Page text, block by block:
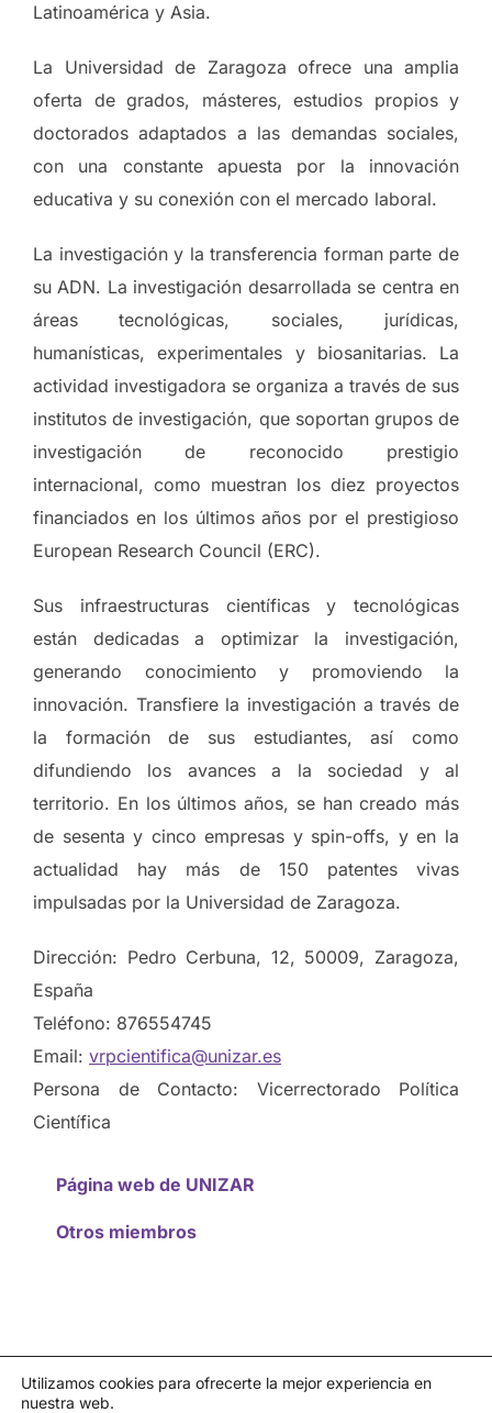
Latinoamérica y Asia.
La Universidad de Zaragoza ofrece una amplia
oferta de grados, másteres, estudios propios y
doctorados adaptados a las demandas sociales,
con una constante apuesta por la innovación
educativa y su conexión con el mercado laboral.
La investigación y la transferencia forman parte de
su ADN. La investigación desarrollada se centra en
áreas tecnológicas, sociales, jurídicas,
humanísticas, experimentales y biosanitarias. La
actividad investigadora se organiza a través de sus
institutos de investigación, que soportan grupos de
investigación de reconocido prestigio
internacional, como muestran los diez proyectos
financiados en los últimos años por el prestigioso
European Research Council (ERC).
Sus infraestructuras científicas y tecnológicas
están dedicadas a optimizar la investigación,
generando conocimiento y promoviendo la
innovación. Transfiere la investigación a través de
la formación de sus estudiantes, así como
difundiendo los avances a la sociedad y al
territorio. En los últimos años, se han creado más
de sesenta y cinco empresas y spin-offs, y en la
actualidad hay más de 150 patentes vivas
impulsadas por la Universidad de Zaragoza.
Dirección: Pedro Cerbuna, 12, 50009, Zaragoza,
España
Teléfono: 876554745
Email: vrpcientifica@unizar.es
Persona de Contacto: Vicerrectorado Política
Científica
Página web de UNIZAR
Otros miembros
Política de privacidad
Utilizamos cookies para ofrecerte la mejor experiencia en
nuestra web.